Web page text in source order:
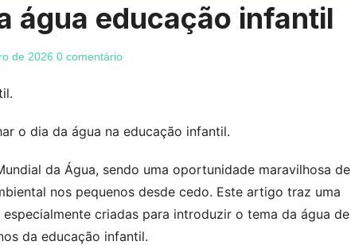
água educação infantil
de 2026 0 comentário
o dia da água na educação infantil.
da Água, sendo uma oportunidade maravilhosa de
nos pequenos desde cedo. Este artigo traz uma
especialmente criadas para introduzir o tema da água de
da educação infantil.